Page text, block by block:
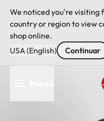
We noticed you're visiting
country or region to view
shop online.
USA (English)
Continuar